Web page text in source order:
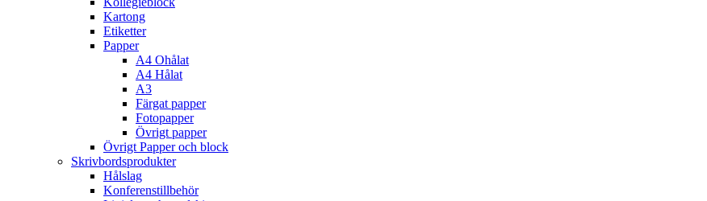
Kartong
Etiketter
Papper
A4 Ohålat
A4 Hålat
A3
Färgat papper
Fotopapper
Övrigt papper
Övrigt Papper och block
Skrivbordsprodukter
Hålslag
Konferenstillbehör